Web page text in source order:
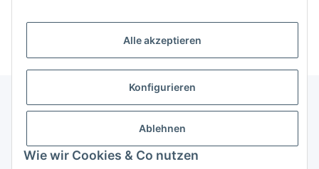
Alle akzeptieren
Konfigurieren
Ablehnen
Wie wir Cookies & Co nutzen